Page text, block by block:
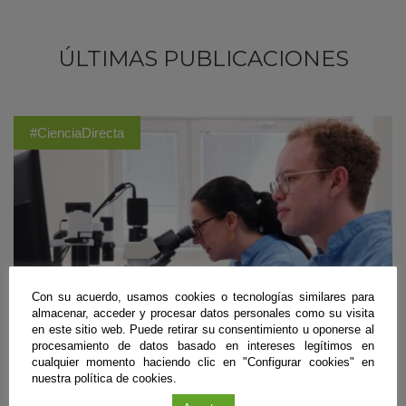
ÚLTIMAS PUBLICACIONES
#CienciaDirecta
Con su acuerdo, usamos cookies o tecnologías similares para
almacenar, acceder y procesar datos personales como su visita
en este sitio web. Puede retirar su consentimiento u oponerse al
procesamiento de datos basado en intereses legítimos en
cualquier momento haciendo clic en "Configurar cookies" en
nuestra política de cookies.